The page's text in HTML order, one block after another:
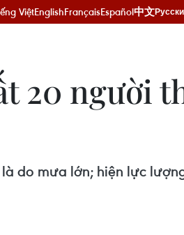
ViệtEnglishFrançaisEspañol中文
20 người
do mưa lớn; hiện lực